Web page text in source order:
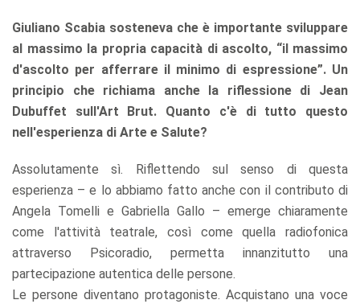
Giuliano Scabia sosteneva che è importante sviluppare
al massimo la propria capacità di ascolto, “il massimo
d'ascolto per afferrare il minimo di espressione”. Un
principio che richiama anche la riflessione di Jean
Dubuffet sull'Art Brut. Quanto c'è di tutto questo
nell'esperienza di Arte e Salute?
Assolutamente sì. Riflettendo sul senso di questa
esperienza – e lo abbiamo fatto anche con il contributo di
Angela Tomelli e Gabriella Gallo – emerge chiaramente
come l'attività teatrale, così come quella radiofonica
attraverso Psicoradio, permetta innanzitutto una
partecipazione autentica delle persone.
Le persone diventano protagoniste. Acquistano una voce